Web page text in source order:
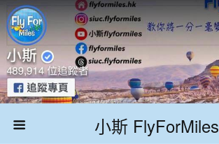
小斯 FlyForMiles